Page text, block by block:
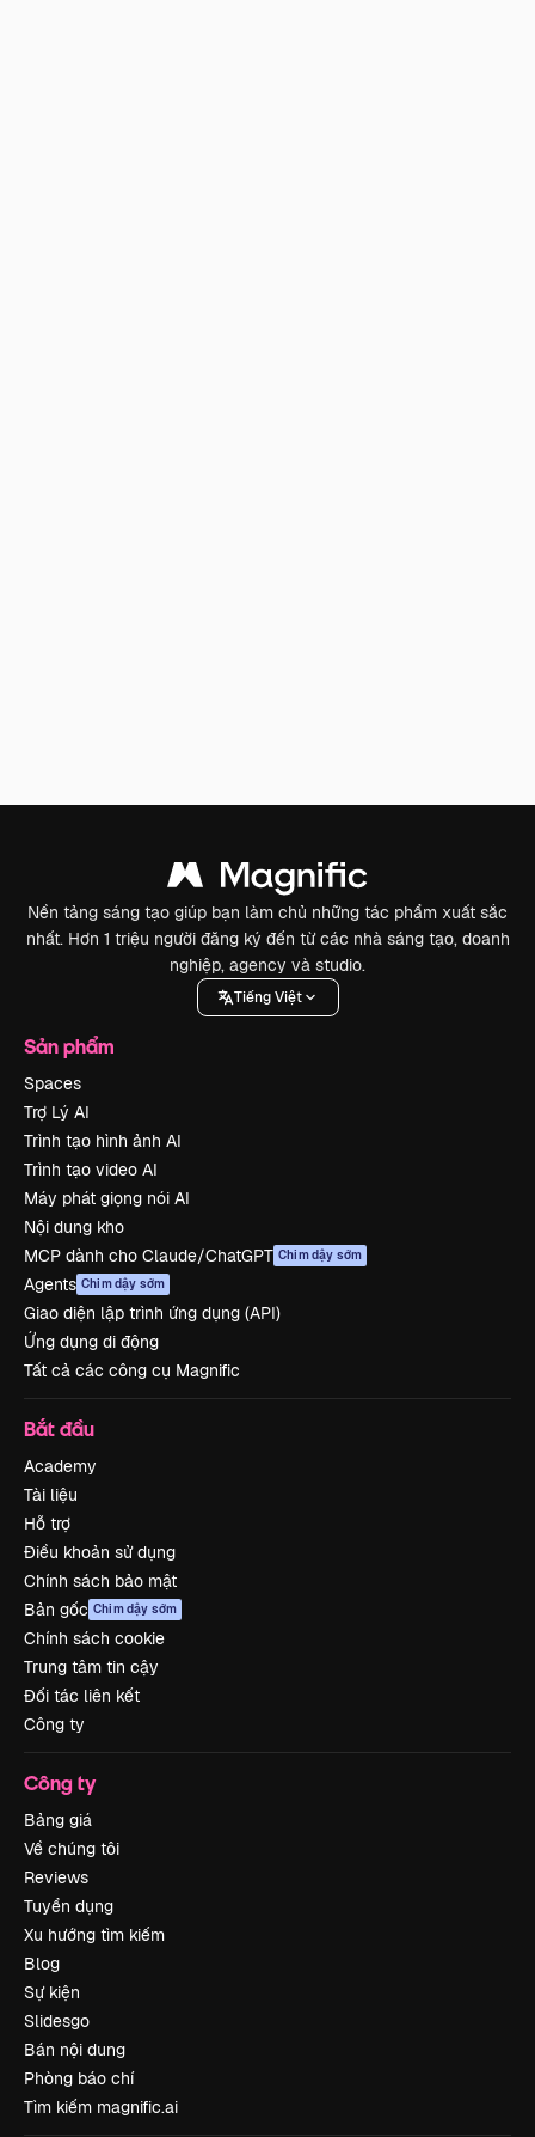
Nền tảng sáng tạo giúp bạn làm chủ những tác phẩm xuất sắc
nhất. Hơn 1 triệu người đăng ký đến từ các nhà sáng tạo, doanh
nghiệp, agency và studio.
Tiếng Việt
Sản phẩm
Spaces
Trợ Lý AI
Trình tạo hình ảnh AI
Trình tạo video AI
Máy phát giọng nói AI
Nội dung kho
MCP dành cho Claude/ChatGPT Chim dậy sớm
Agents Chim dậy sớm
Giao diện lập trình ứng dụng (API)
Ứng dụng di động
Tất cả các công cụ Magnific
Bắt đầu
Academy
Tài liệu
Hỗ trợ
Điều khoản sử dụng
Chính sách bảo mật
Bản gốc Chim dậy sớm
Chính sách cookie
Trung tâm tin cậy
Đối tác liên kết
Công ty
Công ty
Bảng giá
Về chúng tôi
Reviews
Tuyển dụng
Xu hướng tìm kiếm
Blog
Sự kiện
Slidesgo
Bán nội dung
Phòng báo chí
Tìm kiếm magnific.ai